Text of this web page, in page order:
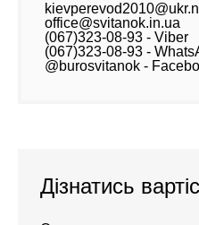
office@svitanok.in.ua
(067)323-08-93 - Viber
(067)323-08-93 -
@burosvitanok -
Дізнатись